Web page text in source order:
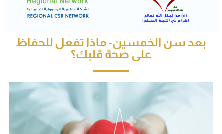
بعد سن الخمسين- ماذا تفعل للحفاظ
على صحة قلبك؟